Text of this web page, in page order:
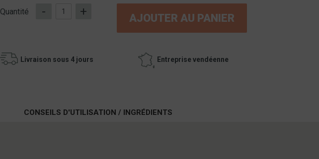
AJOUTER AU PANIER
Quantité - +
Livraison sous 4 jours Entreprise vendéenne
CONSEILS D'UTILISATION / INGRÉDIENTS